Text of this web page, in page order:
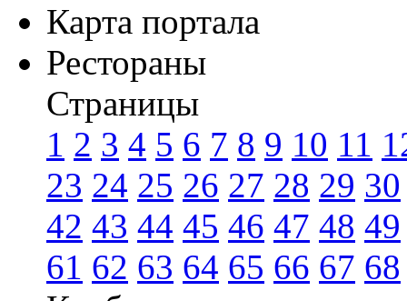
Карта портала
Рестораны
Страницы
1 2 3 4 5 6 7 8 9 10 11
23 24 25 26 27 28 29 30
42 43 44 45 46 47 48 49
61 62 63 64 65 66 67 68